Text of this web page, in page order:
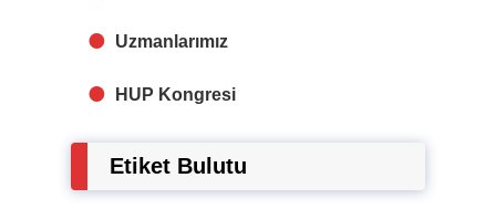
Uzmanlarımız
HUP Kongresi
Etiket Bulutu